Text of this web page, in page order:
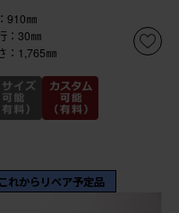
910㎜
：30㎜
：1,765㎜
これからリペア予定品